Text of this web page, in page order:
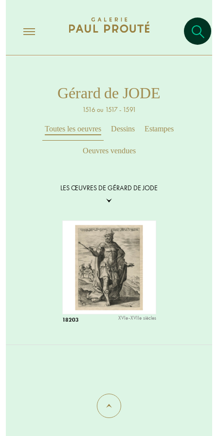
Gérard de JODE
1516 ou 1517 - 1591
Toutes les oeuvres Dessins Estampes
Oeuvres vendues
LES ŒUVRES DE GÉRARD DE JODE
18203 XVIe-XVIIe siècles